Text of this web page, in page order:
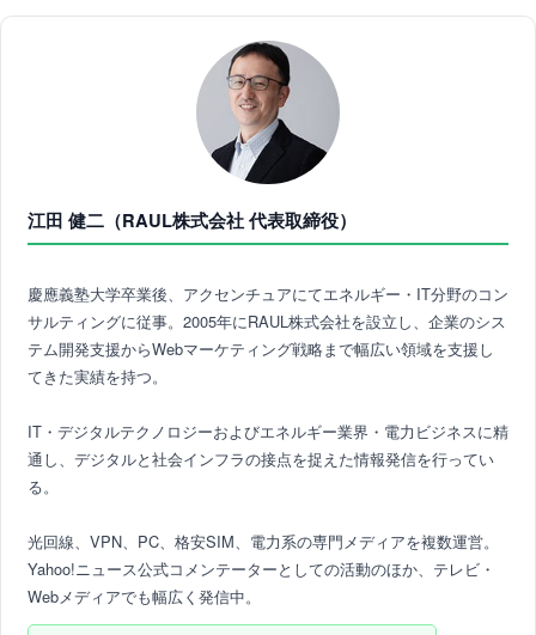
江田 健二（RAUL株式会社 代表取締役）
慶應義塾大学卒業後、アクセンチュアにてエネルギー・IT分野のコン
サルティングに従事。2005年にRAUL株式会社を設立し、企業のシス
テム開発支援からWebマーケティング戦略まで幅広い領域を支援し
てきた実績を持つ。
IT・デジタルテクノロジーおよびエネルギー業界・電力ビジネスに精
通し、デジタルと社会インフラの接点を捉えた情報発信を行ってい
る。
光回線、VPN、PC、格安SIM、電力系の専門メディアを複数運営。
Yahoo!ニュース公式コメンテーターとしての活動のほか、テレビ・
Webメディアでも幅広く発信中。